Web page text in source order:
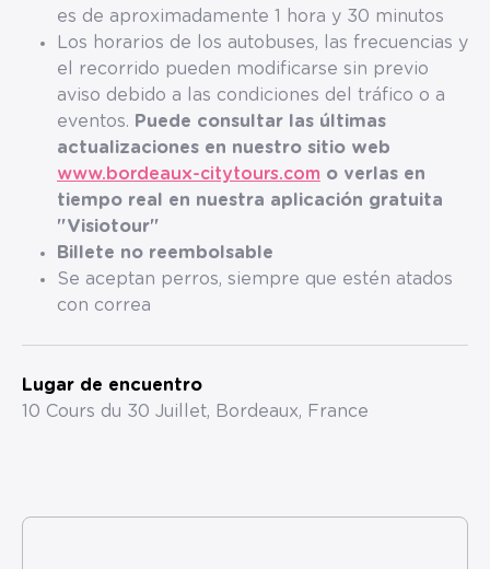
es de aproximadamente 1 hora y 30 minutos
Los horarios de los autobuses, las frecuencias y
el recorrido pueden modificarse sin previo
aviso debido a las condiciones del tráfico o a
eventos. Puede consultar las últimas
actualizaciones en nuestro sitio web
www.bordeaux-citytours.com o verlas en
tiempo real en nuestra aplicación gratuita
"Visiotour"
Billete no reembolsable
Se aceptan perros, siempre que estén atados
con correa
Lugar de encuentro
10 Cours du 30 Juillet, Bordeaux, France